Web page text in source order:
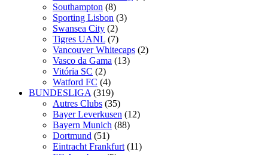
Southampton (8)
Sporting Lisbon (3)
Swansea City (2)
Tigres UANL (7)
Vancouver Whitecaps (2)
Vasco da Gama (13)
Vitória SC (2)
Watford FC (4)
BUNDESLIGA (319)
Autres Clubs (35)
Bayer Leverkusen (12)
Bayern Munich (88)
Dortmund (51)
Eintracht Frankfurt (11)